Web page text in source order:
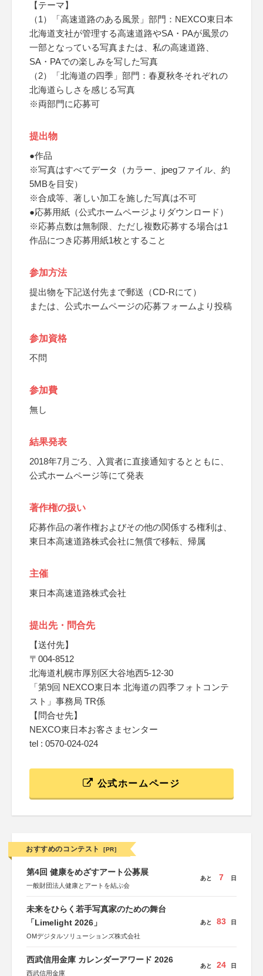
【テーマ】
（1）「高速道路のある風景」部門：NEXCO東日本
北海道支社が管理する高速道路やSA・PAが風景の
一部となっている写真または、私の高速道路、
SA・PAでの楽しみを写した写真
（2）「北海道の四季」部門：春夏秋冬それぞれの
北海道らしさを感じる写真
※両部門に応募可
提出物
●作品
※写真はすべてデータ（カラー、jpegファイル、約
5MBを目安）
※合成等、著しい加工を施した写真は不可
●応募用紙（公式ホームページよりダウンロード）
※応募点数は無制限、ただし複数応募する場合は1
作品につき応募用紙1枚とすること
参加方法
提出物を下記送付先まで郵送（CD-Rにて）
または、公式ホームページの応募フォームより投稿
参加資格
不問
参加費
無し
結果発表
2018年7月ごろ、入賞者に直接通知するとともに、
公式ホームページ等にて発表
著作権の扱い
応募作品の著作権およびその他の関係する権利は、
東日本高速道路株式会社に無償で移転、帰属
主催
東日本高速道路株式会社
提出先・問合先
【送付先】
〒004-8512
北海道札幌市厚別区大谷地西5-12-30
「第9回 NEXCO東日本 北海道の四季フォトコンテ
スト」事務局 TR係
【問合せ先】
NEXCO東日本お客さまセンター
tel : 0570-024-024
公式ホームページ
おすすめのコンテスト [PR]
第4回 健康をめざすアート公募展
一般財団法人健康とアートを結ぶ会
あと 7 日
未来をひらく若手写真家のための舞台
「Limelight 2026」
OMデジタルソリューションズ株式会社
あと 83 日
西武信用金庫 カレンダーアワード 2026
西武信用金庫
あと 24 日